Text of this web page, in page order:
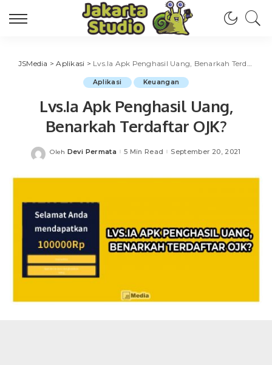
JSMedia >Aplikasi > Lvs.Ia Apk Penghasil Uang, Benarkah Terdaftar OJK?
Aplikasi Keuangan
Lvs.Ia Apk Penghasil Uang,
Benarkah Terdaftar OJK?
Posted
Oleh Devi Permata 5 Min Read September 20, 2021